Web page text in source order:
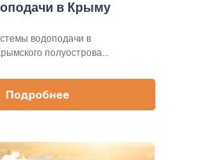
в Крыму
водоподачи в
полуострова...